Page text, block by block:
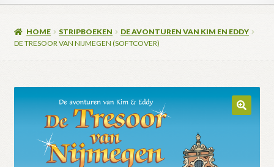
HOME STRIPBOEKEN
DE AVONTUREN VAN KIM EN EDDY
DE TRESOOR VAN NIJMEGEN (SOFTCOVER)